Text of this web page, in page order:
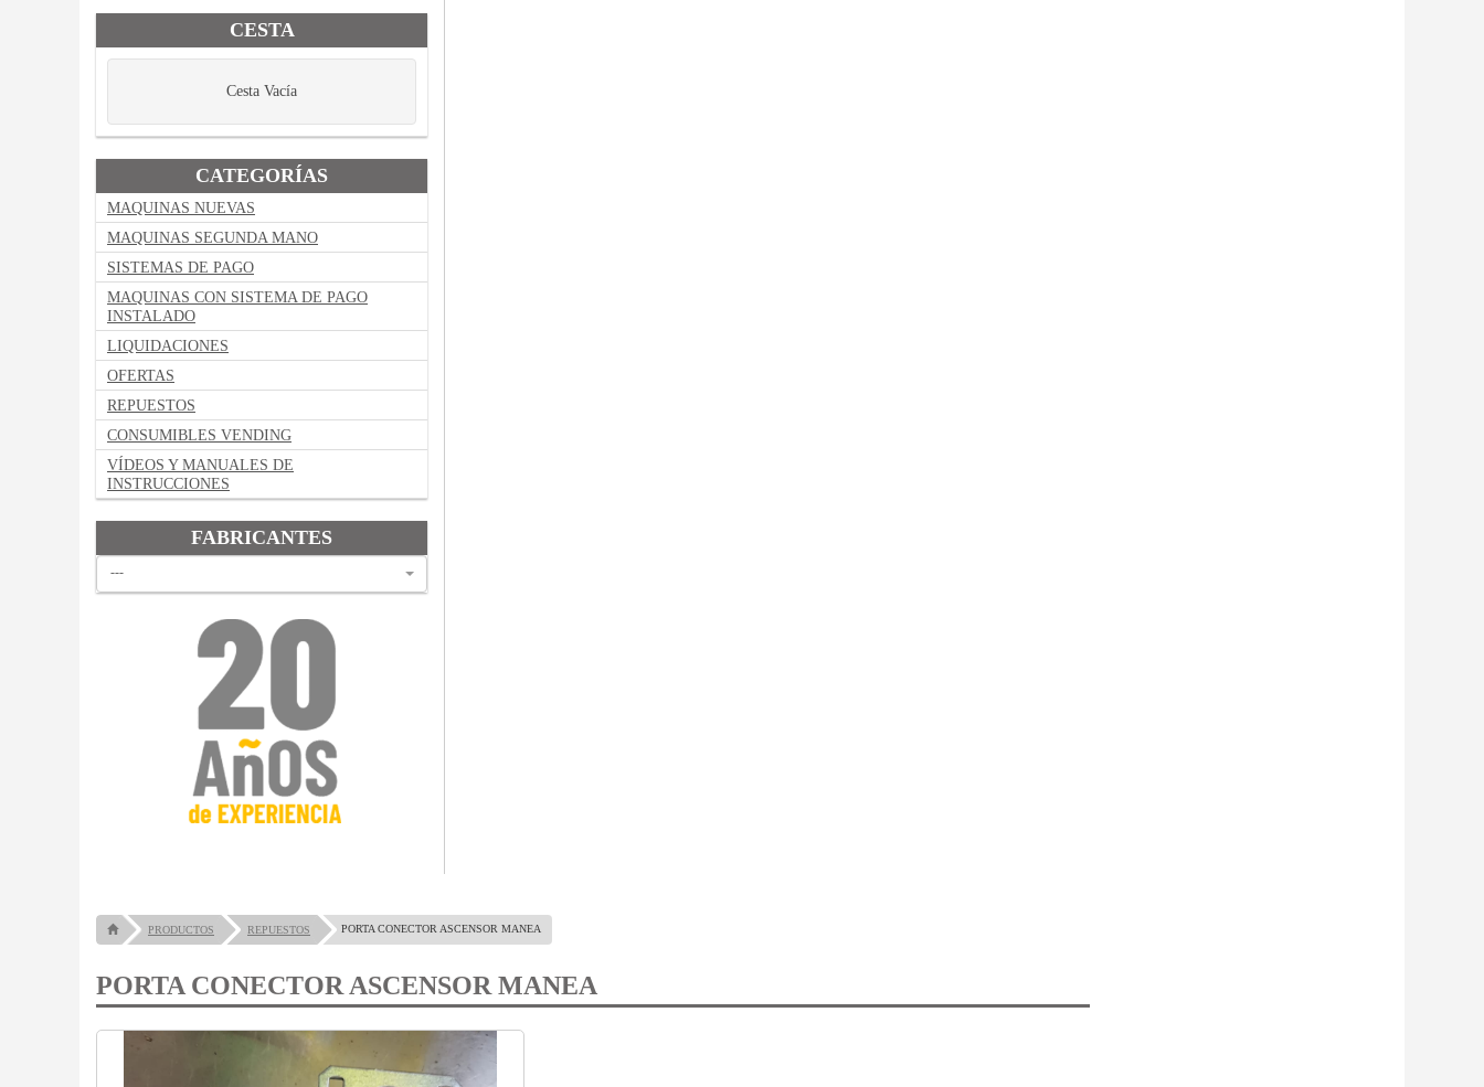
CESTA
Cesta Vacía
CATEGORÍAS
MAQUINAS NUEVAS
MAQUINAS SEGUNDA MANO
SISTEMAS DE PAGO
MAQUINAS CON SISTEMA DE PAGO
INSTALADO
LIQUIDACIONES
OFERTAS
REPUESTOS
CONSUMIBLES VENDING
VÍDEOS Y MANUALES DE
INSTRUCCIONES
FABRICANTES
---
PRODUCTOS REPUESTOS PORTA CONECTOR ASCENSOR MANEA
PORTA CONECTOR ASCENSOR MANEA